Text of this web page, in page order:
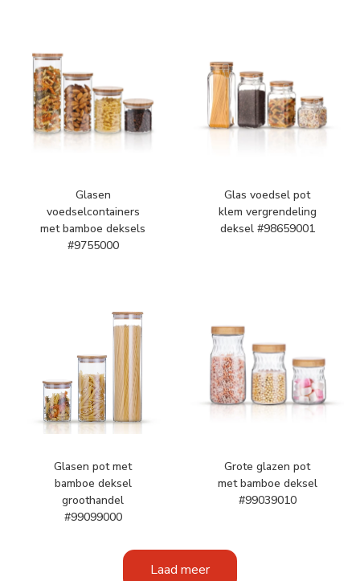
Glasen
voedselcontainers
met bamboe deksels
#9755000
Glas voedsel pot
klem vergrendeling
deksel #98659001
Glasen pot met
bamboe deksel
groothandel
#99099000
Grote glazen pot
met bamboe deksel
#99039010
Laad meer